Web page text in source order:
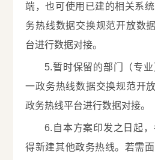
端，也可使用已建的相关系
务热线数据交换规范开放数
台进行数据对接。
5.暂时保留的部门（专
一政务热线数据交换规范开
政务热线平台进行数据对接。
6.自本方案印发之日起
得新建其他政务热线。若需